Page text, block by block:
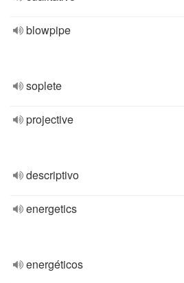
blowpipe
soplete
projective
descriptivo
energetics
energéticos